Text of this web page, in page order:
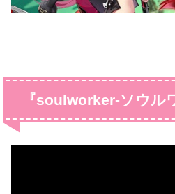
『soulworker-ソウル